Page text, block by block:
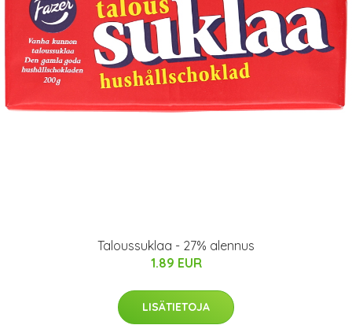
Taloussuklaa - 27% alennus
1.89 EUR
LISÄTIETOJA